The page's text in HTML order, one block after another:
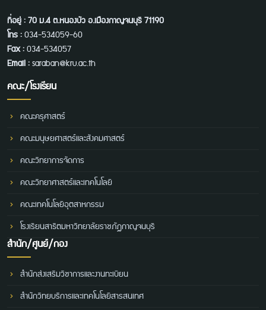
ที่อยู่ : 70 ม.4 ต.หนองบัว อ.เมืองกาญจนบุรี 71190
โทร :034-534059-60
Fax :034-534057
Email :saraban@kru.ac.th
คณะ/โรงเรียน
คณะครุศาสตร์
คณะมนุษยศาสตร์และสังคมศาสตร์
คณะวิทยาการจัดการ
คณะวิทยาศาสตร์และเทคโนโลยี
คณะเทคโนโลยีอุตสาหกรรม
โรงเรียนสาธิตมหาวิทยาลัยราชภัฏกาญจนบุรี
สำนัก/ศูนย์/กอง
สำนักส่งเสริมวิชาการและงานทะเบียน
สำนักวิทยบริการและเทคโนโลยีสารสนเทศ